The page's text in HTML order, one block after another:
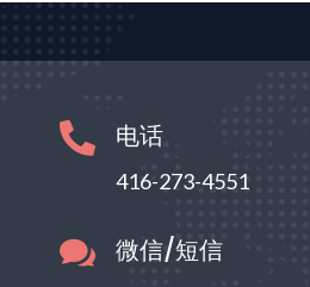
 电话
416-273-4551
 微信/短信